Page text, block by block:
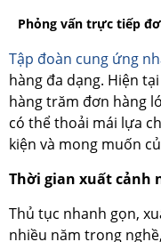
Phỏng vấn trực tiếp
Tập đoàn cung ứng
hàng đa dạng. Hiện
hàng trăm đơn hàng
có thể thoải mái lựa
kiện và mong muốn
Thời gian xuất cảnh
Thủ tục nhanh gọn,
nhiều năm trong